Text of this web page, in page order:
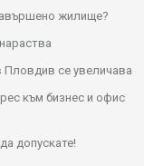
жилище?
Пловдив се увеличава
към бизнес и офис
допускате!